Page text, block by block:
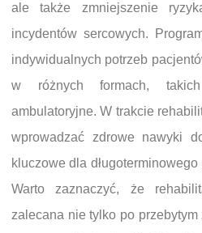
ale także zmniejszenie
incydentów sercowych.
indywidualnych potrzeb
w różnych formach,
ambulatoryjne. W trakcie
wprowadzać zdrowe nawyki
kluczowe dla
Warto zaznaczyć, że
zalecana nie tylko po